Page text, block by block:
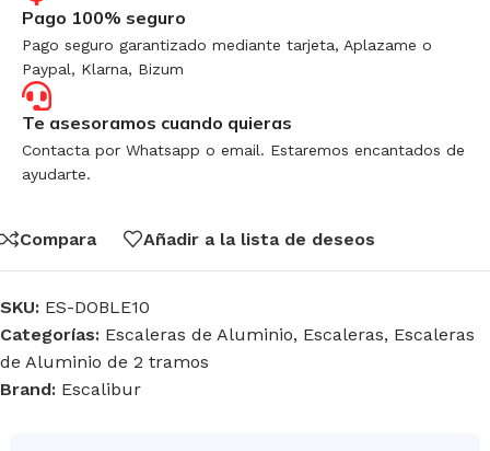
Pago 100% seguro
Pago seguro garantizado mediante tarjeta, Aplazame o
Paypal, Klarna, Bizum
Te asesoramos cuando quieras
Contacta por Whatsapp o email. Estaremos encantados de
ayudarte.
Compara Añadir a la lista de deseos
SKU: ES-DOBLE10
Categorías: Escaleras de Aluminio, Escaleras, Escaleras
de Aluminio de 2 tramos
Brand: Escalibur